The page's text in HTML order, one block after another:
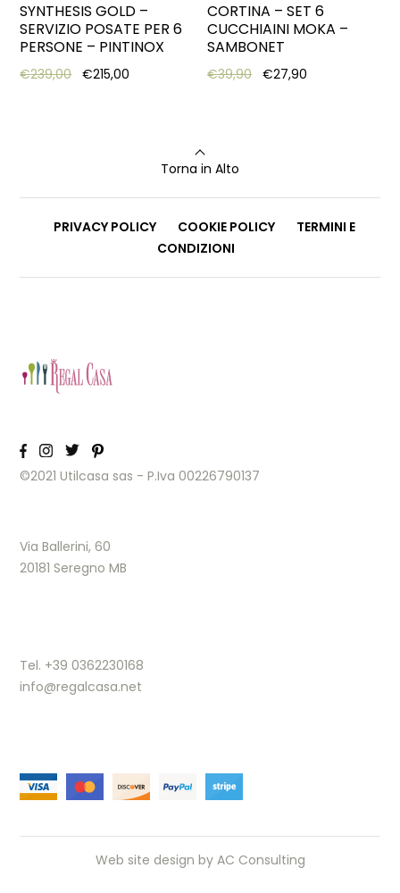
SYNTHESIS GOLD –
SERVIZIO POSATE PER 6
PERSONE – PINTINOX
€239,00 Original price was: €239,00.
€215,00 Current price is: €215,00.
CORTINA – SET 6
CUCCHIAINI MOKA –
SAMBONET
€39,90 Original price was:
€27,90
Torna in Alto
PRIVACY POLICY COOKIE POLICY
TERMINI E
CONDIZIONI
©2021 Utilcasa sas - P.Iva 00226790137
Via Ballerini, 60
20181 Seregno MB
Tel. +39 0362230168
info@regalcasa.net
Web site design by AC Consulting